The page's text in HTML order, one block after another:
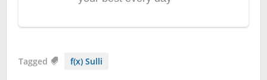
Tagged f(x) Sulli